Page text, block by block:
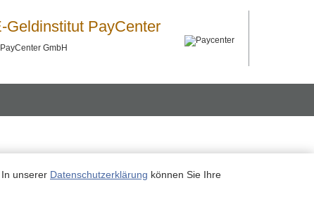
Geldinstitut PayCenter
PayCenter GmbH
unserer Datenschutzerklärung können Sie Ihre